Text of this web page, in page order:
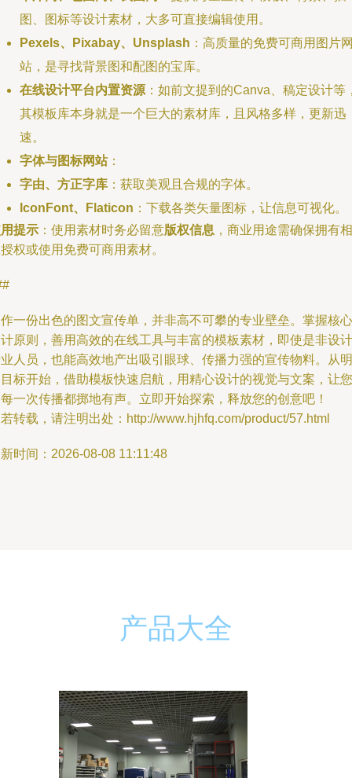
图、图标等设计素材，大多可直接编辑使用。
Pexels、Pixabay、Unsplash ：高质量的免费可商用图片
站，是寻找背景图和配图的宝库。
在线设计平台内置资源 ：如前文提到的Canva、稿定设计等
其模板库本身就是一个巨大的素材库，且风格多样，更新迅
速。
字体与图标网站：
字由、方正字库 ：获取美观且合规的字体。
IconFont、Flaticon ：下载各类矢量图标，让信息可视化。
提示 ：使用素材时务必留意版权信息 ，商业用途需确保拥有相
权或使用免费可商用素材。
一份出色的图文宣传单，并非高不可攀的专业壁垒。掌握核心
原则，善用高效的在线工具与丰富的模板素材，即使是非设计
人员，也能高效地产出吸引眼球、传播力强的宣传物料。从明
标开始，借助模板快速启航，用精心设计的视觉与文案，让您
一次传播都掷地有声。立即开始探索，释放您的创意吧！
转载，请注明出处：http://www.hjhfq.com/product/57.html
时间：2026-08-08 11:11:48
产品大全